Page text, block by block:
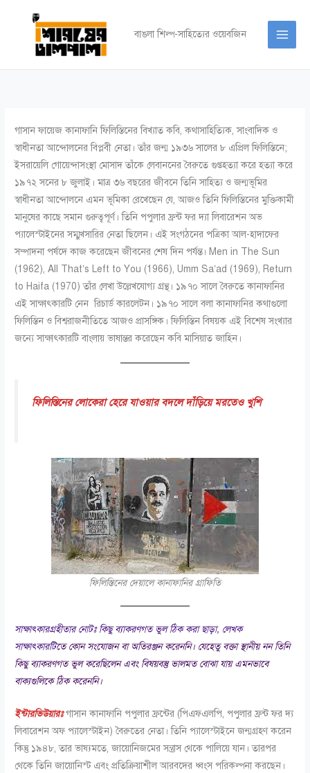
বাঙলা শিল্প-সাহিত্যের ওয়েবজিন
গাসান ফায়েজ কানাফানি ফিলিস্তিনের বিখ্যাত কবি, কথাসাহিত্যিক, সাংবাদিক ও
স্বাধীনতা আন্দোলনের বিপ্লবী নেতা। তাঁর জন্ম ১৯৩৬ সালের ৮ এপ্রিল ফিলিস্তিনে;
ইসরায়েলি গোয়েন্দাসংস্থা মোসাদ তাঁকে লেবাননের বৈরুতে গুপ্তহত্যা করে হত্যা করে
১৯৭২ সনের ৮ জুলাই। মাত্র ৩৬ বছরের জীবনে তিনি সাহিত্য ও জন্মভূমির
স্বাধীনতা আন্দোলনে এমন ভূমিকা রেখেছেন যে, আজও তিনি ফিলিস্তিনের মুক্তিকামী
মানুষের কাছে সমান গুরুত্বপূর্ণ। তিনি পপুলার ফ্রন্ট ফর দ্যা লিবারেশন অভ
প্যালেস্টাইনের সম্মুখসারির নেতা ছিলেন। এই সংগঠনের পত্রিকা আল-হাদাফের
সম্পাদনা পর্ষদে কাজ করেছেন জীবনের শেষ দিন পর্যন্ত। Men in The Sun
(1962), All That’s Left to You (1966), Umm Sa’ad (1969), Return
to Haifa (1970) তাঁর লেখা উল্লেখযোগ্য গ্রন্থ। ১৯৭০ সালে বৈরুতে কানাফানির
এই সাক্ষাৎকারটি নেন রিচার্ড কারলেটন। ১৯৭০ সালে বলা কানাফানির কথাগুলো
ফিলিস্তিন ও বিশ্বরাজনীতিতে আজও প্রাসঙ্গিক। ফিলিস্তিন বিষয়ক এই বিশেষ সংখ্যার
জন্যে সাক্ষাৎকারটি বাংলায় ভাষান্তর করেছেন কবি মাসিয়াত জাহিন।
ফিলিস্তিনের লোকেরা হেরে যাওয়ার বদলে দাঁড়িয়ে মরতেও খুশি
ফিলিস্তিনের দেয়ালে কানাফানির গ্রাফিতি
সাক্ষাৎকারগ্রহীতার নোটঃ কিছু ব্যাকরণগত ভুল ঠিক করা ছাড়া, লেখক
সাক্ষাৎকারটিতে কোন সংযোজন বা অতিরঞ্জন করেননি। যেহেতু বক্তা স্থানীয় নন তিনি
কিছু ব্যাকরণগত ভুল করেছিলেন এবং বিষয়বস্তু ভালমত বোঝা যায় এমনভাবে
বাক্যগুলিকে ঠিক করেননি।
ইন্টারভিউয়ারঃগাসান কানাফানি পপুলার ফ্রন্টের (পিএফএলপি, পপুলার ফ্রন্ট ফর দ্য
লিবারেশন অফ প্যালেস্টাইন) বৈরুতের নেতা। তিনি প্যালেস্টাইনে জন্মগ্রহণ করেন
কিন্তু ১৯৪৮, তার ভাষ্যমতে, জায়োনিজমের সন্ত্রাস থেকে পালিয়ে যান। তারপর
থেকে তিনি জায়োনিস্ট এবং প্রতিক্রিয়াশীল আরবদের ধ্বংস পরিকল্পনা করছেন।